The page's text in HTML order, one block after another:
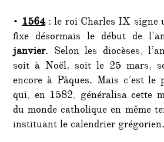
•1564 : le roi Charles IX signe
fixe désormais le début de
janvier. Selon les diocèses,
soit à Noël, soit le 25 mars,
encore à Pâques. Mais c’est
qui, en 1582, généralisa cette
du monde catholique en même
instituant le calendrier grégorien.